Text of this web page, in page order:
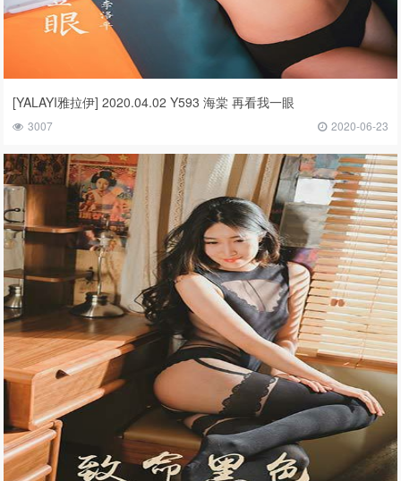
[YALAYI雅拉伊] 2020.04.02 Y593 海棠 再看我一眼
3007 2020-06-23